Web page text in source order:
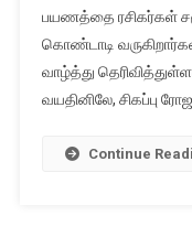
பயணத்தை ரசிகர்கள்
கொண்டாடி
வாழ்த்து
வயதினிலே, சிகப்பு
Continue